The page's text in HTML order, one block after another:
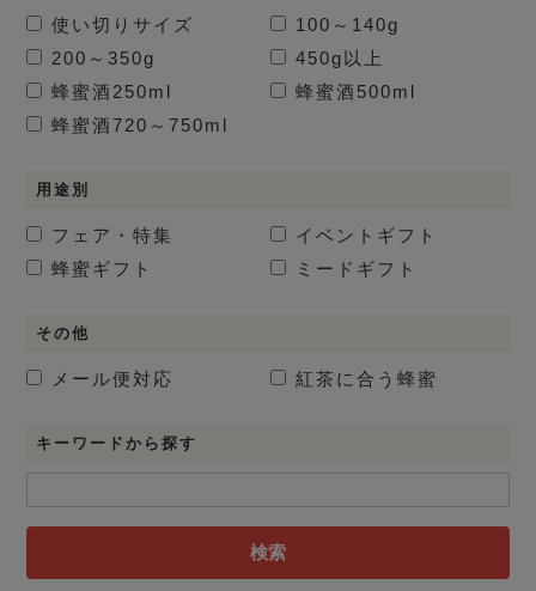
使い切りサイズ
100～140g
200～350g
450g以上
蜂蜜酒 250ml 蜂蜜酒 500ml
蜂蜜酒720～750ml
用途別
フェア・特集
イベントギフト
蜂蜜ギフト
ミードギフト
その他
メール便対応 紅茶に合う蜂蜜
キーワードから探す
検索